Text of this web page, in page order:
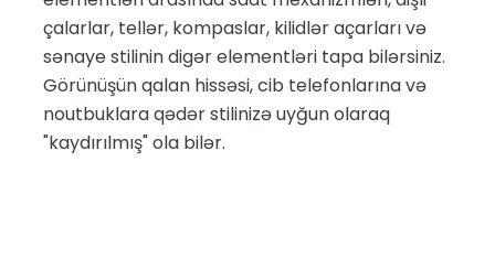
çalarlar, tellər, kompaslar, kilidlər açarları və
sənaye stilinin digər elementləri tapa bilərsiniz.
Görünüşün qalan hissəsi, cib telefonlarına və
noutbuklara qədər stilinizə uyğun olaraq
"kaydırılmış" ola bilər.